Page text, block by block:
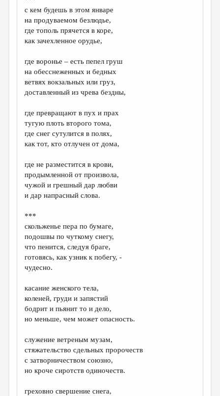
с кем будешь в этом январе
на продуваемом безлюдье,
где тополь прячется в коре,
как зачехленное орудье,
где воронье – есть пепел груш
на обесснеженных и бедных
ветвях вокзальных или груз,
доставленный из чрева бездны,
где превращают в пух и прах
тугую плоть второго тома,
где снег сутулится в полях,
как тот, кто отлучен от дома,
где не разместится в крови,
продымленной от произвола,
чужой и грешный дар любви
и дар напрасный слова.
***
скольженье пера по бумаге,
подошвы по чуткому снегу,
что пенится, следуя браге,
готовясь, как узник к побегу, -
чудесно.
касание женского тела,
коленей, груди и запястий
бодрит и пьянит то и дело,
но меньше, чем может опасность.
служение ветреным музам,
стяжательство сдельных пророчеств
с затворничеством союзно,
но кроче сиротств одиночеств.
греховно свершение снега,